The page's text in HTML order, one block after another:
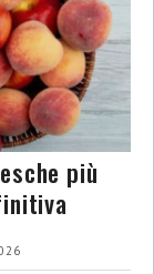
più